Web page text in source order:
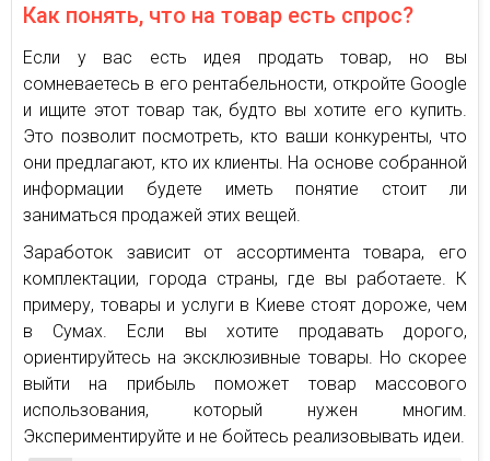
Как понять, что на товар есть спрос?
Если у вас есть идея продать товар, но вы
сомневаетесь в его рентабельности, откройте Google
и ищите этот товар так, будто вы хотите его купить.
Это позволит посмотреть, кто ваши конкуренты, что
они предлагают, кто их клиенты. На основе собранной
информации будете иметь понятие стоит ли
заниматься продажей этих вещей.
Заработок зависит от ассортимента товара, его
комплектации, города страны, где вы работаете. К
примеру, товары и услуги в Киеве стоят дороже, чем
в Сумах. Если вы хотите продавать дорого,
ориентируйтесь на эксклюзивные товары. Но скорее
выйти на прибыль поможет товар массового
использования, который нужен многим.
Экспериментируйте и не бойтесь реализовывать идеи.